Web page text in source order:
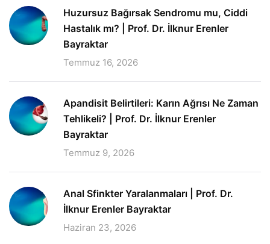
Huzursuz Bağırsak Sendromu mu, Ciddi
Hastalık mı? | Prof. Dr. İlknur Erenler
Bayraktar
Temmuz 16, 2026
Apandisit Belirtileri: Karın Ağrısı Ne Zaman
Tehlikeli? | Prof. Dr. İlknur Erenler
Bayraktar
Temmuz 9, 2026
Anal Sfinkter Yaralanmaları | Prof. Dr.
İlknur Erenler Bayraktar
Haziran 23, 2026